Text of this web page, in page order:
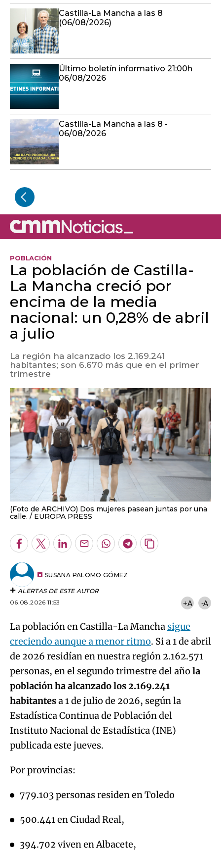
Castilla-La Mancha a las 8
(06/08/2026)
Último boletín informativo 21:00h
06/08/2026
Castilla-La Mancha a las 8 -
06/08/2026
POBLACIÓN
La población de Castilla-
La Mancha creció por
encima de la media
nacional: un 0,28% de abril
a julio
La región ha alcanzado los 2.169.241
habitantes; son 6.670 más que en el primer
trimestre
(Foto de ARCHIVO) Dos mujeres pasean juntas por una
calle.
EUROPA PRESS
Facebook
TwitterLinkedInEnviarWhatsapp
Telegram
Copiar
SUSANA PALOMO GÓMEZ
ALERTAS DE ESTE AUTOR
06.08.2026 11:53
+A -A
La población en Castilla-La Mancha sigue
creciendo aunque a menor ritmo. Si a 1 de abril
de 2026 residían en nuestra región 2.162.571
personas, en el segundo trimestre del año la
población ha alcanzado los 2.169.241
habitantesa 1 de julio de 2026, según la
Estadística Continua de Población del
Instituto Nacional de Estadística (INE)
publicada este jueves.
Por provincias:
779.103 personas residen en Toledo
500.441 en Ciudad Real,
394.702 viven en Albacete,